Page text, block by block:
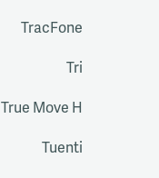
TracFone
Tri
True Move H
Tuenti